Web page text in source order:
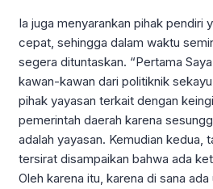
Ia juga menyarankan pihak pendiri
cepat, sehingga dalam waktu
segera dituntaskan. “Pertama
kawan-kawan dari politiknik
pihak yayasan terkait dengan
pemerintah daerah karena
adalah yayasan. Kemudian kedua,
tersirat disampaikan bahwa ada
Oleh karena itu, karena di sana